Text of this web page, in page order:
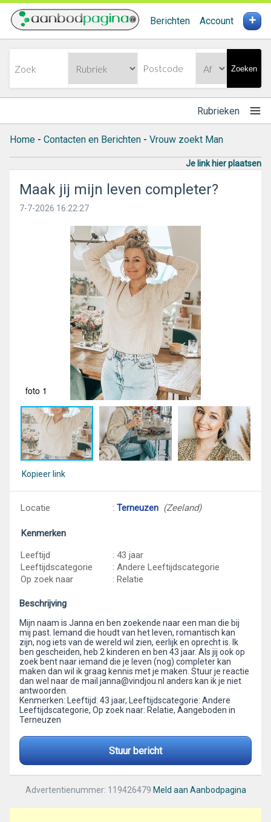
Berichten Account +
Zoeken
Rubrieken
Home - Contacten en Berichten - Vrouw zoekt Man
Je link hier plaatsen
Maak jij mijn leven completer?
7-7-2026 16:22:27
foto 1
Kopieer link
Locatie : Terneuzen (Zeeland)
Kenmerken
Leeftijd
: 43 jaar
Leeftijdscategorie
: Andere Leeftijdscategorie
Op zoek naar
: Relatie
Beschrijving
Mijn naam is Janna en ben zoekende naar een man die bij
mij past. Iemand die houdt van het leven, romantisch kan
zijn, nog iets van de wereld wil zien, eerlijk en oprecht is. Ik
ben gescheiden, heb 2 kinderen en ben 43 jaar. Als jij ook op
zoek bent naar iemand die je leven (nog) completer kan
maken dan wil ik graag kennis met je maken. Stuur je reactie
dan wel naar de mail janna@vindjou.nl anders kan ik je niet
antwoorden.
Kenmerken: Leeftijd: 43 jaar, Leeftijdscategorie: Andere
Leeftijdscategorie, Op zoek naar: Relatie, Aangeboden in
Terneuzen
Stuur bericht
Advertentienummer: 119426479 Meld aan Aanbodpagina